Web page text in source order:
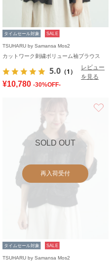
タイムセール対象 SALE
TSUHARU by Samansa Mos2
カットワーク刺繍ボリューム袖ブラウス
5.0 （1）
レビュー
を見る
¥10,780 -30%OFF-
SOLD OUT
再入荷受付
タイムセール対象 SALE
TSUHARU by Samansa Mos2